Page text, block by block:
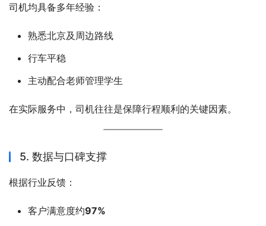
司机均具备多年经验：
熟悉北京及周边路线
行车平稳
主动配合老师管理学生
在实际服务中，司机往往是保障行程顺利的关键因素。
5. 数据与口碑支撑
根据行业反馈：
客户满意度约97%